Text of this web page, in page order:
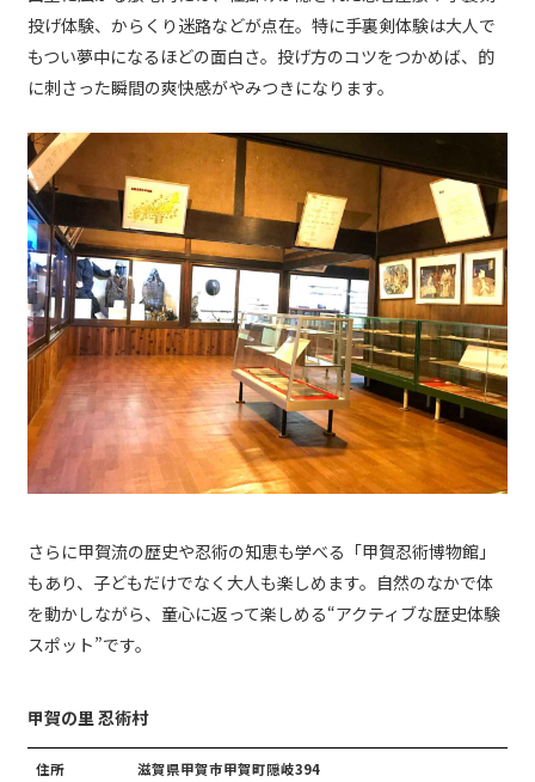
投げ体験、からくり迷路などが点在。特に手裏剣体験は大人で
もつい夢中になるほどの面白さ。投げ方のコツをつかめば、的
に刺さった瞬間の爽快感がやみつきになります。
さらに甲賀流の歴史や忍術の知恵も学べる「甲賀忍術博物館」
もあり、子どもだけでなく大人も楽しめます。自然のなかで体
を動かしながら、童心に返って楽しめる“アクティブな歴史体験
スポット”です。
甲賀の里 忍術村
住所
滋賀県甲賀市甲賀町隠岐394